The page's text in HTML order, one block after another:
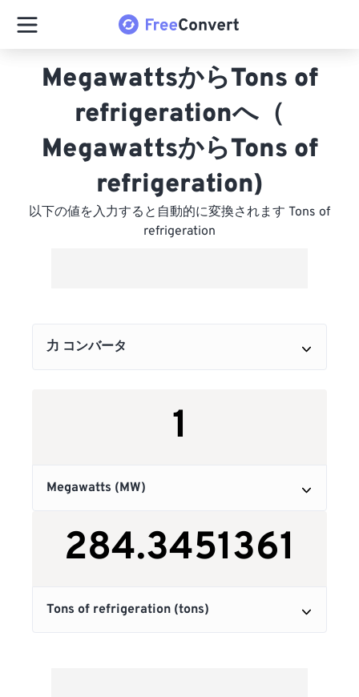
MegawattsからTons of
refrigerationへ（
MegawattsからTons of
refrigeration)
以下の値を入力すると自動的に変換されます Tons of
refrigeration